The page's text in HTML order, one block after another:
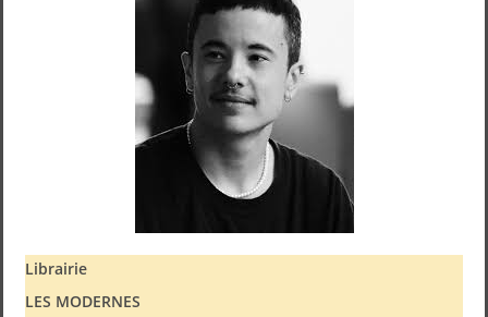
Librairie
LES MODERNES